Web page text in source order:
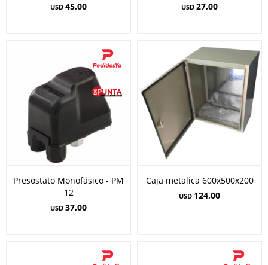
USD 45,00 USD 27,00
Presostato Monofásico - PM
12
USD 37,00
Caja metalica 600x500x200
USD 124,00